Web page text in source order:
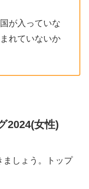
が入っていな
れていないか
2024(女性)
ましょう。トップ